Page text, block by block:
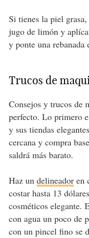
Si tienes la piel
jugo de limón y
y ponte una
Trucos de
Consejos y trucos de
perfecto. Lo primero
y sus tiendas
cercana y compra
saldrá más barato.
Haz un delineadoren
costar hasta 13
cosméticos elegante.
con agua un poco de
con un pincel fino se